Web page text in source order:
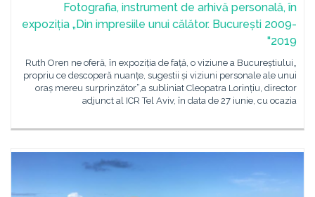
Fotografia, instrument de arhivă personală, în
expoziția „Din impresiile unui călător. București 2009-
2019"
„Ruth Oren ne oferă, în expoziția de față, o viziune a Bucureștiului
propriu ce descoperă nuanțe, sugestii și viziuni personale ale unui
oraș mereu surprinzător”,a subliniat Cleopatra Lorințiu, director
adjunct al ICR Tel Aviv, în data de 27 iunie, cu ocazia